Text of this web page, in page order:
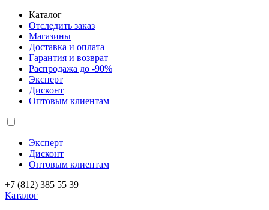
Каталог
Отследить заказ
Магазины
Доставка и оплата
Гарантия и возврат
Распродажа до -90%
Эксперт
Дисконт
Оптовым клиентам
Эксперт
Дисконт
Оптовым клиентам
+7 (812) 385 55 39
Каталог